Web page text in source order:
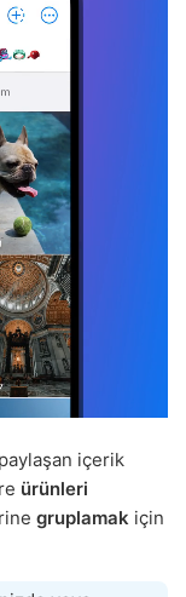
paylaşan içerik
ürünleri
gruplamak için